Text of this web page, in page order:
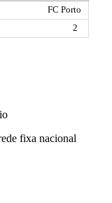
FC Porto
2
fixa nacional